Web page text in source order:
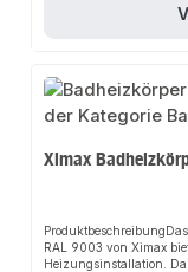
Ximax
RAL 9003 von Ximax
Heizungsinstallation.